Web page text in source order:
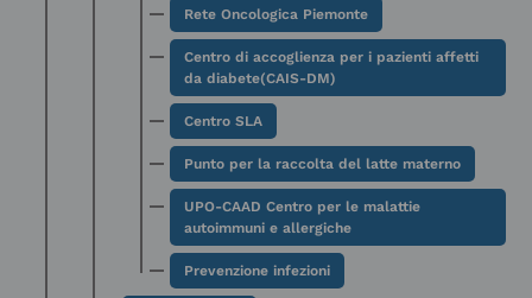
Rete Oncologica Piemonte
Centro di accoglienza per i pazienti affetti
da diabete(CAIS-DM)
Centro SLA
Punto per la raccolta del latte materno
UPO-CAAD Centro per le malattie
autoimmuni e allergiche
Prevenzione infezioni